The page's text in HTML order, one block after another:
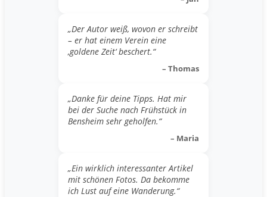
„Der Autor weiß, wovon er schreibt
– er hat einem Verein eine
‚goldene Zeit‘ beschert.“
– Thomas
„Danke für deine Tipps. Hat mir
bei der Suche nach Frühstück in
Bensheim sehr geholfen.“
– Maria
„Ein wirklich interessanter Artikel
mit schönen Fotos. Da bekomme
ich Lust auf eine Wanderung.“